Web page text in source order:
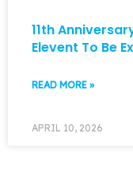
11th
Elevent To Be
READ MORE »
APRIL 10, 2026